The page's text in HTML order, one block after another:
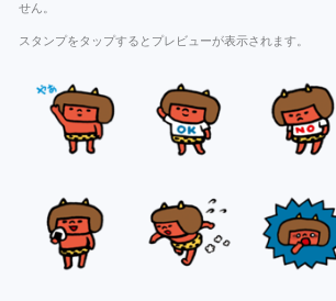
せん。
スタンプをタップするとプレビューが表示されます。